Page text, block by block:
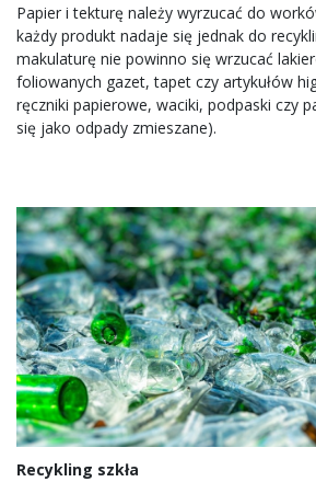
Papier i tekturę należy wyrzucać do
każdy produkt nadaje się jednak do
makulaturę nie powinno się wrzucać
foliowanych gazet, tapet czy artykułów
ręczniki papierowe, waciki, podpaski czy
się jako odpady zmieszane).
Recykling szkła